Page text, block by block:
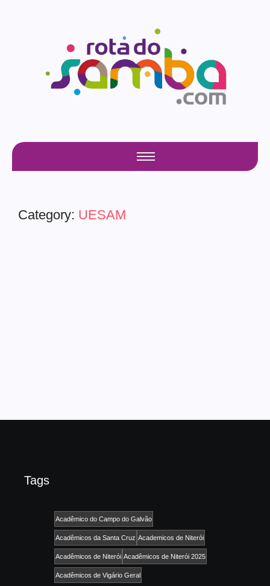
Category: UESAM
Tags
Acadêmico do Campo do Galvão
Acadêmicos da Santa Cruz Academicos de Niterói
Acadêmicos de Niterói Acadêmicos de Niterói 2025
Acadêmicos de Vigário Geral